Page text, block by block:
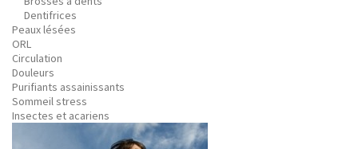
Dentifrices
Peaux lésées
ORL
Circulation
Douleurs
Purifiants assainissants
Sommeil stress
Insectes et acariens